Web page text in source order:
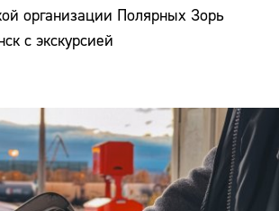
организации Полярных Зорь
с экскурсией